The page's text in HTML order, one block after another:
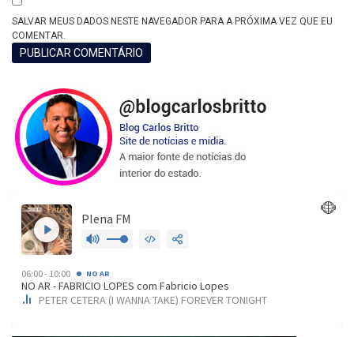
SALVAR MEUS DADOS NESTE NAVEGADOR PARA A PRÓXIMA VEZ QUE EU
COMENTAR.